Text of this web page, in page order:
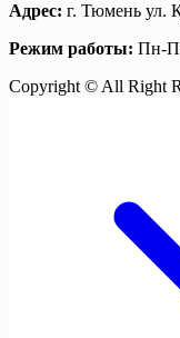
Адрес: г. Тюмень ул.
Режим работы: Пн-
Copyright © All Right